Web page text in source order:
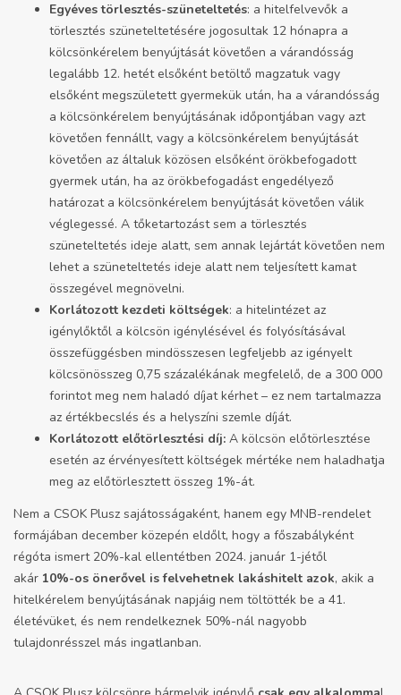
Egyéves törlesztés-szüneteltetés: a hitelfelvevők a
törlesztés szüneteltetésére jogosultak 12 hónapra a
kölcsönkérelem benyújtását követően a várandósság
legalább 12. hetét elsőként betöltő magzatuk vagy
elsőként megszületett gyermekük után, ha a várandósság
a kölcsönkérelem benyújtásának időpontjában vagy azt
követően fennállt, vagy a kölcsönkérelem benyújtását
követően az általuk közösen elsőként örökbefogadott
gyermek után, ha az örökbefogadást engedélyező
határozat a kölcsönkérelem benyújtását követően válik
véglegessé. A tőketartozást sem a törlesztés
szüneteltetés ideje alatt, sem annak lejártát követően nem
lehet a szüneteltetés ideje alatt nem teljesített kamat
összegével megnövelni.
Korlátozott kezdeti költségek: a hitelintézet az
igénylőktől a kölcsön igénylésével és folyósításával
összefüggésben mindösszesen legfeljebb az igényelt
kölcsönösszeg 0,75 százalékának megfelelő, de a 300 000
forintot meg nem haladó díjat kérhet – ez nem tartalmazza
az értékbecslés és a helyszíni szemle díját.
Korlátozott előtörlesztési díj: A kölcsön előtörlesztése
esetén az érvényesített költségek mértéke nem haladhatja
meg az előtörlesztett összeg 1%-át.
Nem a CSOK Plusz sajátosságaként, hanem egy MNB-rendelet
formájában december közepén eldőlt, hogy a főszabályként
régóta ismert 20%-kal ellentétben 2024. január 1-jétől
akár 10%-os önerővel is felvehetnek lakáshitelt azok, akik a
hitelkérelem benyújtásának napjáig nem töltötték be a 41.
életévüket, és nem rendelkeznek 50%-nál nagyobb
tulajdonrésszel más ingatlanban.